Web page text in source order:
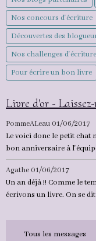
Nos concours d'écriture
Découvertes des
Nos challenges d'écriture
Pour écrire un bon livre
Livre d'or -
PommeALeau 01/06/2017
Le voici donc le petit chat
bon anniversaire à
Agathe 01/06/2017
Un an déjà !! Comme le
écrivons un livre. On se dit
Tous les messages